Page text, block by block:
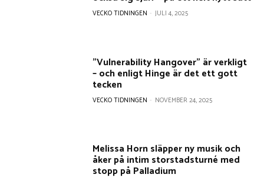
VECKO TIDNINGEN - JULI 4, 2025
”Vulnerability Hangover” är verkligt
– och enligt Hinge är det ett gott
tecken
VECKO TIDNINGEN - NOVEMBER 24, 2025
Melissa Horn släpper ny musik och
åker på intim storstadsturné med
stopp på Palladium